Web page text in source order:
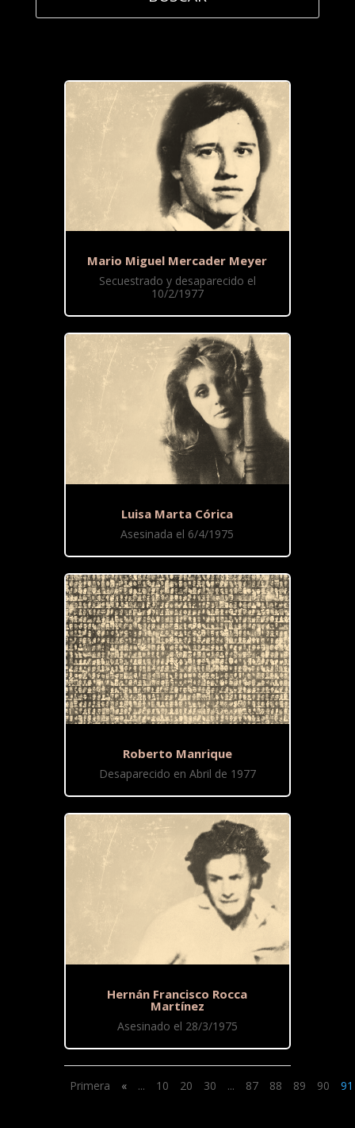
Mario Miguel Mercader Meyer
Secuestrado y desaparecido el
10/2/1977
Luisa Marta Córica
Asesinada el 6/4/1975
Roberto Manrique
Desaparecido en Abril de 1977
Hernán Francisco Rocca
Martínez
Asesinado el 28/3/1975
Primera « ... 10 20 30 ... 87 88 89 90 91